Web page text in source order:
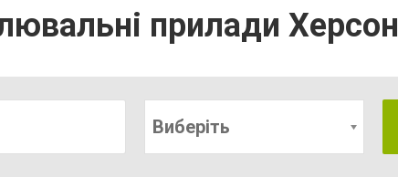
прилади Херсон
Виберіть